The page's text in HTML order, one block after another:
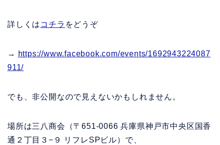
詳しくは コチラ をどうぞ
→
https://www.facebook.com/events/1692943224087
911/
でも、非公開なので見えないかもしれません。
場所は三八商会（〒651-0066 兵庫県神戸市中央区国香
通２丁目３−９ リフレSPビル）で、